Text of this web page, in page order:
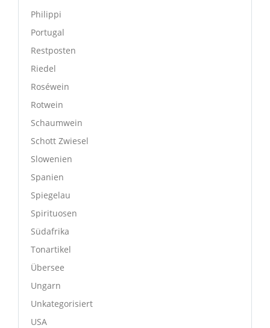
Philippi
Portugal
Restposten
Riedel
Roséwein
Rotwein
Schaumwein
Schott Zwiesel
Slowenien
Spanien
Spiegelau
Spirituosen
Südafrika
Tonartikel
Übersee
Ungarn
Unkategorisiert
USA